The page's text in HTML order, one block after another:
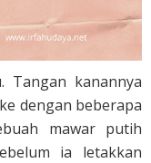
Tangan kanannya
dengan beberapa
mawar putih
ia letakkan